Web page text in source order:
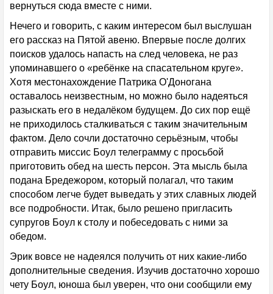
вернуться сюда вместе с ними.
Нечего и говорить, с каким интересом был выслушан
его рассказ на Пятой авеню. Впервые после долгих
поисков удалось напасть на след человека, не раз
упоминавшего о «ребёнке на спасательном круге».
Хотя местонахождение Патрика О'Доногана
оставалось неизвестным, но можно было надеяться
разыскать его в недалёком будущем. До сих пор ещё
не приходилось сталкиваться с таким значительным
фактом. Дело сочли достаточно серьёзным, чтобы
отправить миссис Боул телеграмму с просьбой
приготовить обед на шесть персон. Эта мысль была
подана Бредежором, который полагал, что таким
способом легче будет выведать у этих славных людей
все подробности. Итак, было решено пригласить
супругов Боул к столу и побеседовать с ними за
обедом.
Эрик вовсе не надеялся получить от них какие-либо
дополнительные сведения. Изучив достаточно хорошо
чету Боул, юноша был уверен, что они сообщили ему